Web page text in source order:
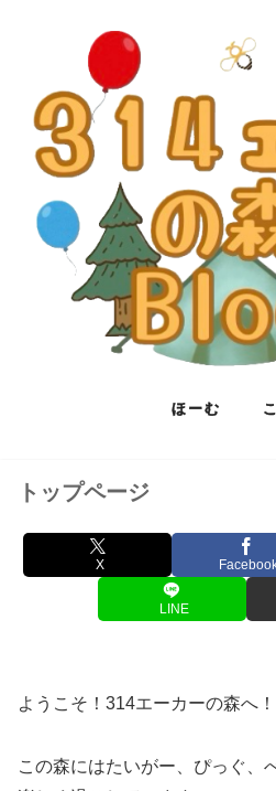
ほーむ
トップページ
X
LINE
ようこそ！314エーカーの森へ！
この森にはたいがー、ぴっぐ、